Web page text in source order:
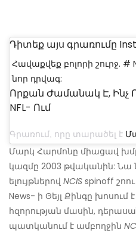
Դիտեք այս գրառումը
Հավաքվեք բոլորի շուրջ. #
նոր դրվագ:
Որքան Ժամանակ Է, Ինչ
NFL- Ում
Գրառում, որը տարածել է
Մարկ Հարմոնը միացավ
կազմը 2003 թվականին: Նա
ելույթներով NCIS spinoff շոու
News- ի Gեյլ Քինգը
հզորության մասին,
պատկանում է ամբողջին